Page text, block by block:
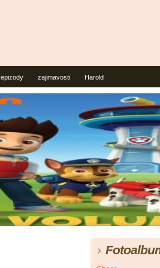
epizody zajimavosti Harold